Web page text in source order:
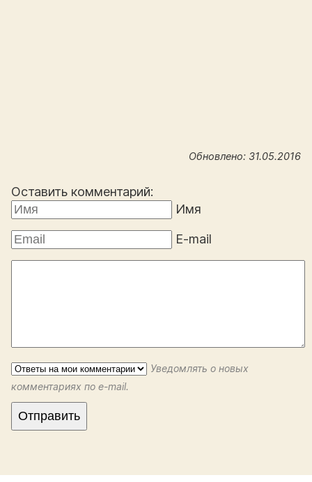
Обновлено: 31.05.2016
Оставить комментарий:
Имя
E-mail
Уведомлять о новых
комментариях по e-mail.